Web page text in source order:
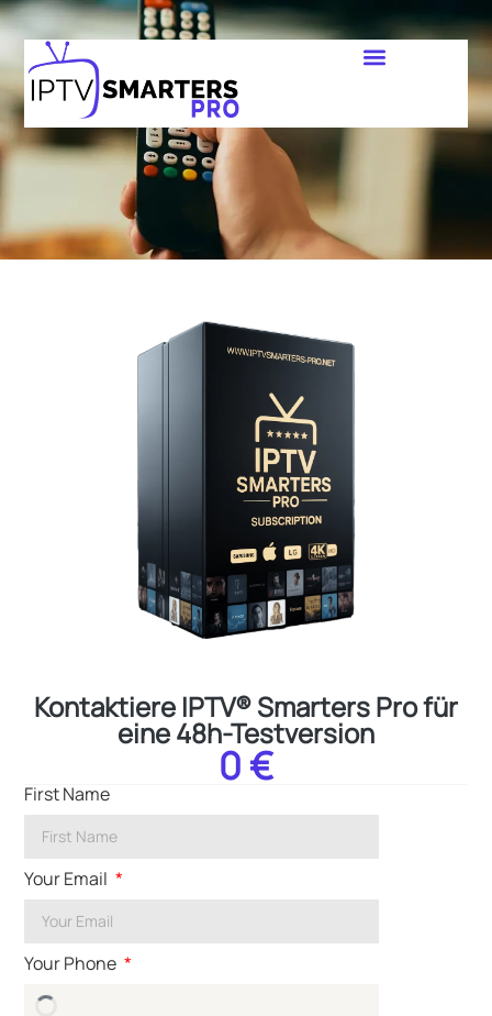
Kontaktiere IPTV® Smarters Pro für
eine 48h-Testversion
0 €
First Name
Your Email
Your Phone